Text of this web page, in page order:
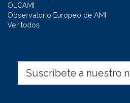
OLCAMI
Observatorio Europeo de AMI
Ver todos
Suscríbete a nuestro